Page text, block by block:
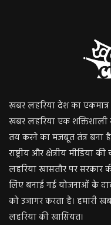
खबर लहरिया देश का एकमात्र
खबर लहरिया एक शक्तिशाली
तय करने का मजबूत तंत्र बना
राष्ट्रीय और क्षेत्रीय मीडिया
लहरिया खासतौर पर सरकार
लिए बनाई गई योजनाओं के
को उजागर करता है। हमारी
लहरिया की खासियत।